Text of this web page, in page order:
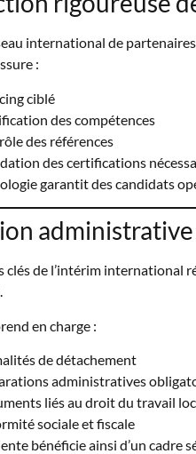
international de
:
ciblé
des compétences
des références
des certifications
garantit des candidats
clés de l’intérim international
en charge :
de détachement
administratives
liés au droit du travail
sociale et fiscale
bénéficie ainsi d’un cadre